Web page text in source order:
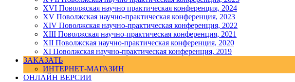
XVI Поволжская научно практическая конференция, 2024
ХV Поволжская научно-практическая конференция, 2023
ХIV Поволжская научно-практическая конференция, 2022
ХIII Поволжская научно-практическая конференция, 2021
ХII Поволжская научно-практическая конференция, 2020
XI Поволжская научно-практическая конференция, 2019
ЗАКАЗАТЬ
ИНТЕРНЕТ-МАГАЗИН
ОНЛАЙН ВЕРСИИ